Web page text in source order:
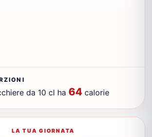
da 10 cl ha 64calorie
LA TUA GIORNATA